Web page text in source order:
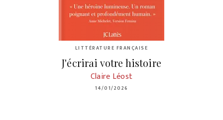
LITTÉRATURE FRANÇAISE
J'écrirai votre histoire
Claire Léost
14/01/2026